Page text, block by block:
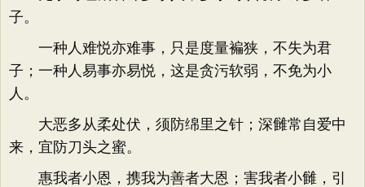
子。
一种人难悦亦难事，只是度量褊狭，不失为君
子；一种人易事亦易悦，这是贪污软弱，不免为小
人。
大恶多从柔处伏，须防绵里之针；深雠常自爱中
来，宜防刀头之蜜。
惠我者小恩，携我为善者大恩；害我者小雠，引